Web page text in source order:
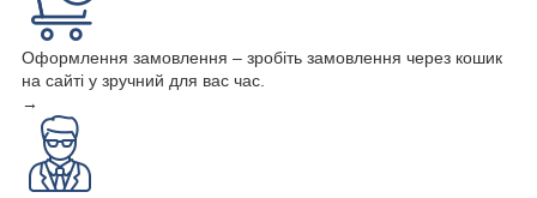
Оформлення замовлення – зробіть замовлення через кошик
на сайті у зручний для вас час.
→